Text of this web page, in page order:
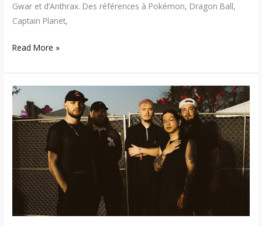
Gwar et d’Anthrax. Des références à Pokémon, Dragon Ball,
Captain Planet,
Read More »
Knocked
Loose
–
Deux
nouvelles
chansons
sous
écoute